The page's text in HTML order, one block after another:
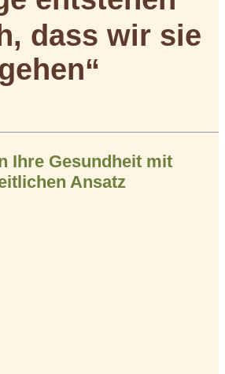
dass wir sie
Ihre Gesundheit mit
Ansatz